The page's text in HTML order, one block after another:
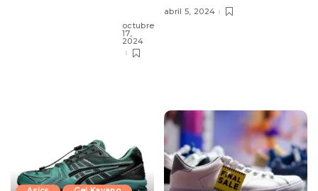
octubre
17,
2024
abril 5, 2024